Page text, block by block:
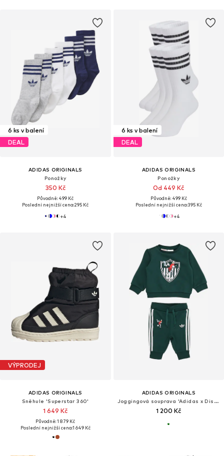
6 ks v balení
DEAL
ADIDAS ORIGINALS
Ponožky
350 Kč
Původně: 499 Kč
Poslední nejnižší cena:295 Kč
+4
6 ks v balení
DEAL
ADIDAS ORIGINALS
Ponožky
Od 449 Kč
Původně: 499 Kč
Poslední nejnižší cena:395 Kč
+4
VÝPRODEJ
ADIDAS ORIGINALS
Sněhule 'Superstar 360'
1 649 Kč
Původně: 1 879 Kč
Poslední nejnižší cena:1 649 Kč
ADIDAS ORIGINALS
Joggingová souprava 'Adidas x Disney'
1 200 Kč